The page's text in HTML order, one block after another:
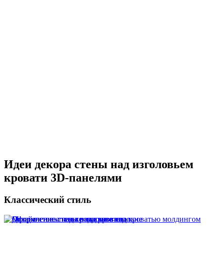
Идеи декора стены над изголовьем
кровати 3D-панелями
Классический стиль